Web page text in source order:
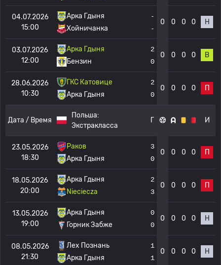
04.07.2026
15:00
Арка Гдыня
Хойничанка
-
-
0 0 0 0 Н
03.07.2026
12:00
Арка Гдыня
Бензин
2
0
0 0 0 0 В
28.06.2026
10:30
ГКС Катовице
Арка Гдыня
2
0
0 0 0 0 П
Дата / Время
Польша:
Экстракласса
Г И
23.05.2026
18:30
Раков
Арка Гдыня
3
0
0 0 0 0 П
18.05.2026
20:00
Арка Гдыня
Nieciecza
2
3
0 0 0 0 П
13.05.2026
19:00
Арка Гдыня
Горник Забже
0
0
0 0 0 0 Н
08.05.2026
21:30
Лех Познань
Арка Гдыня
1
1
0 0 0 0 Н